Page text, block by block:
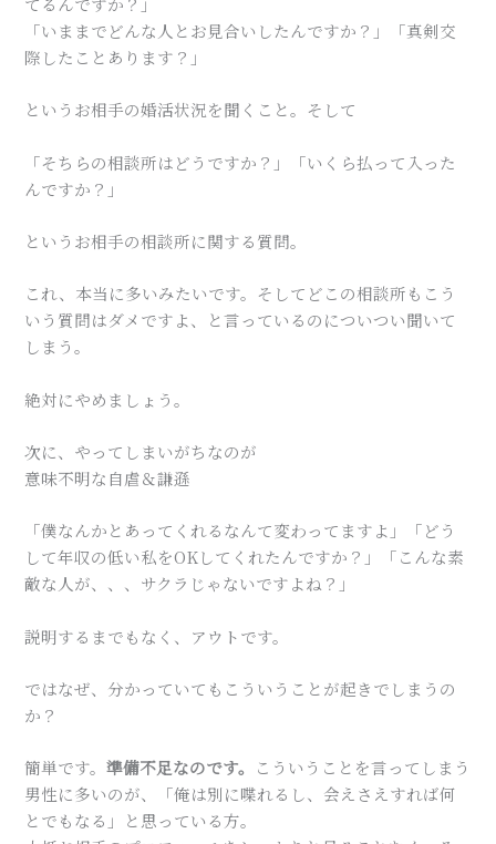
「いままでどんな人とお見合いしたんですか？」「真剣交
際したことあります？」
というお相手の婚活状況を聞くこと。そして
「そちらの相談所はどうですか？」「いくら払って入った
んですか？」
というお相手の相談所に関する質問。
これ、本当に多いみたいです。そしてどこの相談所もこう
いう質問はダメですよ、と言っているのについつい聞いて
しまう。
絶対にやめましょう。
次に、やってしまいがちなのが
意味不明な自虐＆謙遜
「僕なんかとあってくれるなんて変わってますよ」「どう
して年収の低い私をOKしてくれたんですか？」「こんな素
敵な人が、、、サクラじゃないですよね？」
説明するまでもなく、アウトです。
ではなぜ、分かっていてもこういうことが起きでしまうの
か？
簡単です。準備不足なのです。 こういうことを言ってしまう
男性に多いのが、「俺は別に喋れるし、会えさえすれば何
とでもなる」と思っている方。